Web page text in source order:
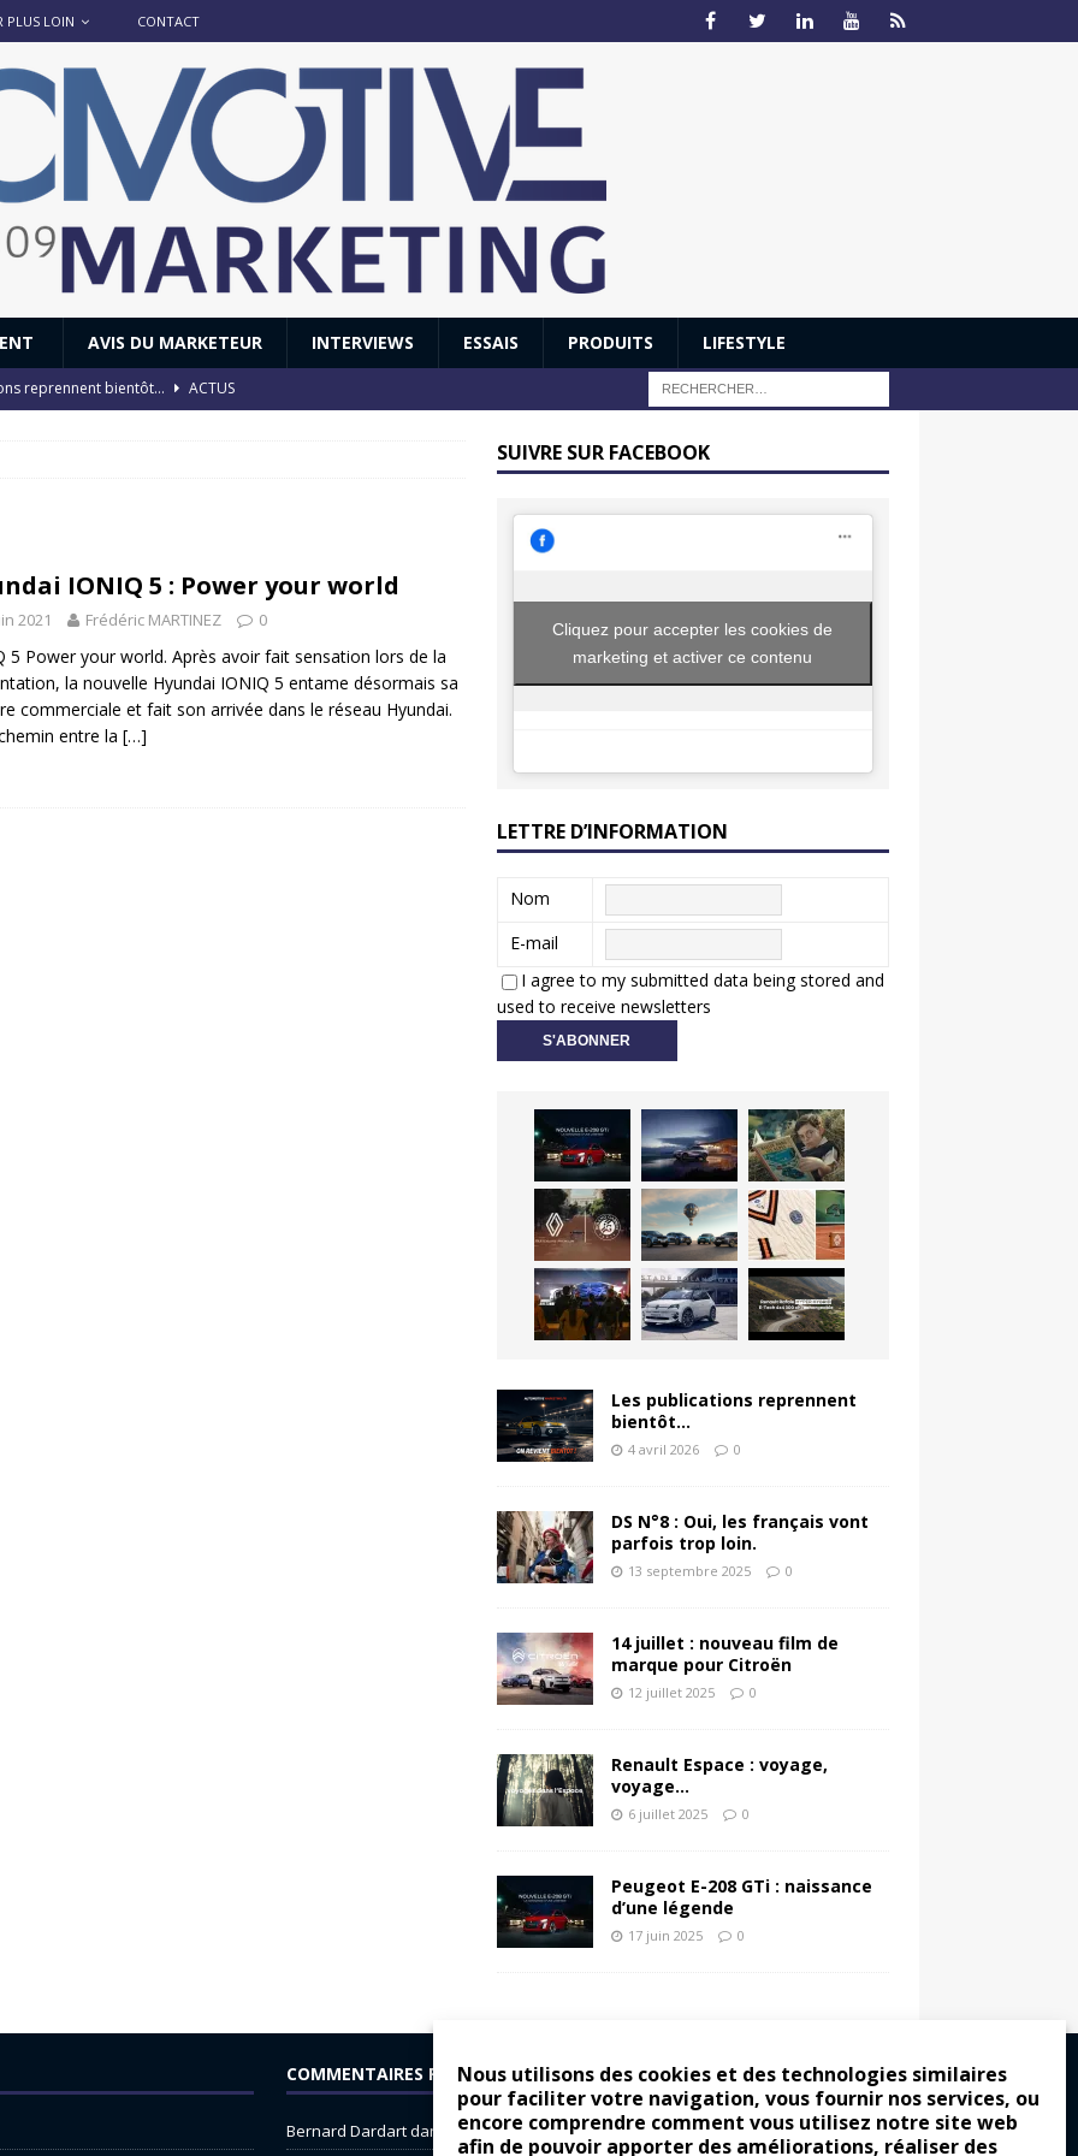
Nous utilisons des cookies et des technologies similaires
pour faciliter votre navigation, vous fournir nos services, ou
encore comprendre comment vous utilisez notre site web
afin de pouvoir apporter des améliorations, réaliser des
PLUS LOIN CONTACT
AVIS DU MARKETEUR INTERVIEWS ESSAIS PRODUITS LIFESTYLE
reprennent bientôt…
ACTUS
: Honda dévoile un spot publicitaire… confiné! ACTUS
IONIQ 5 : Power your world
2021 Frédéric MARTINEZ 0
5 Power your world. Après avoir fait sensation lors de la
la nouvelle Hyundai IONIQ 5 entame désormais sa
commerciale et fait son arrivée dans le réseau Hyundai.
entre la […]
SUIVRE SUR FACEBOOK
Cliquez pour accepter les cookies de
marketing et activer ce contenu
LETTRE D’INFORMATION
Nom
E-mail
I agree to my submitted data being stored and
used to receive newsletters
Les publications reprennent
bientôt…
4 avril 2026 0
DS N°8 : Oui, les français vont
parfois trop loin.
13 septembre 2025 0
14 juillet : nouveau film de
marque pour Citroën
12 juillet 2025 0
Renault Espace : voyage,
voyage…
6 juillet 2025 0
Peugeot E-208 GTi : naissance
d’une légende
17 juin 2025 0
COMMENTAIRES RÉCENTS
Bernard Dardartdans Dacia Sandero : pour les gens vrais